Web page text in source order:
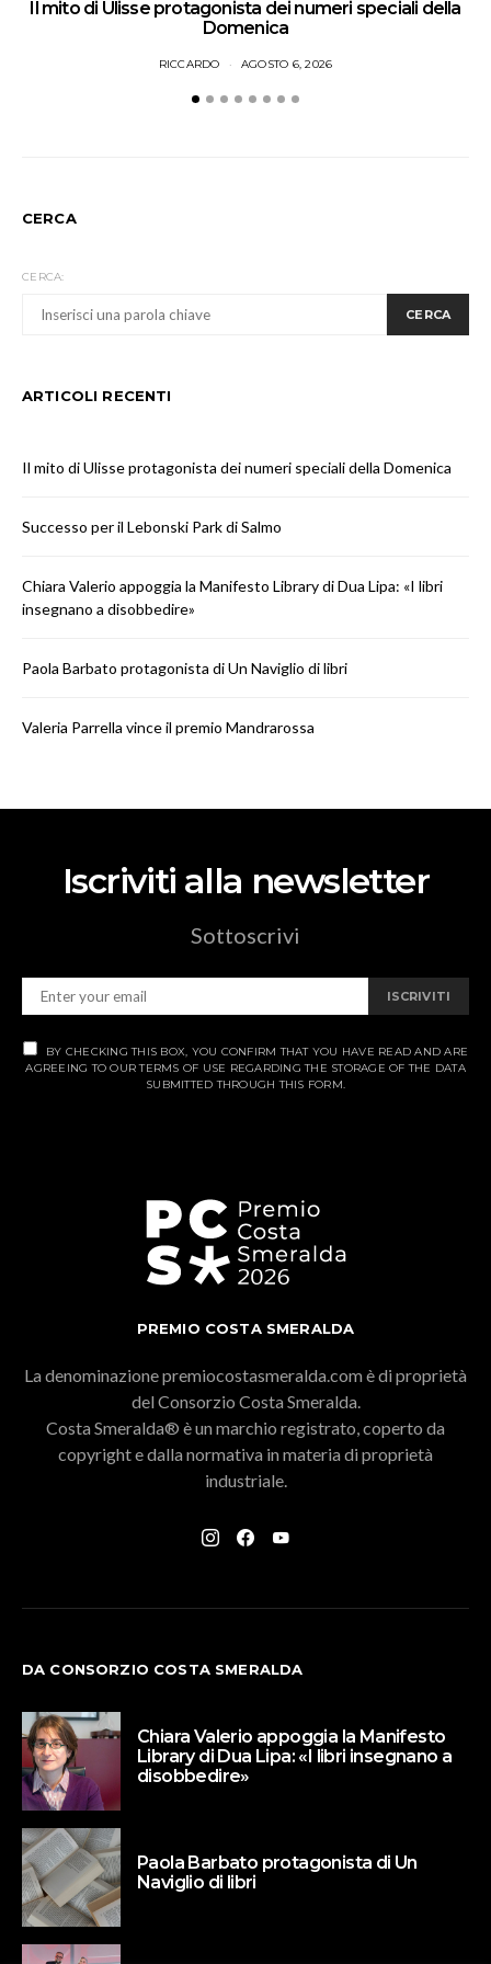
Il mito di Ulisse protagonista dei numeri speciali della
Domenica
RICCARDO AGOSTO 6, 2026
CERCA
CERCA:
CERCA
ARTICOLI RECENTI
Il mito di Ulisse protagonista dei numeri speciali della Domenica
Successo per il Lebonski Park di Salmo
Chiara Valerio appoggia la Manifesto Library di Dua Lipa: «I libri
insegnano a disobbedire»
Paola Barbato protagonista di Un Naviglio di libri
Valeria Parrella vince il premio Mandrarossa
Iscriviti alla newsletter
Sottoscrivi
ISCRIVITI
BY CHECKING THIS BOX, YOU CONFIRM THAT YOU HAVE READ AND ARE
AGREEING TO OUR TERMS OF USE REGARDING THE STORAGE OF THE DATA
SUBMITTED THROUGH THIS FORM.
PREMIO COSTA SMERALDA
La denominazione premiocostasmeralda.com è di proprietà
del Consorzio Costa Smeralda.
Costa Smeralda® è un marchio registrato, coperto da
copyright e dalla normativa in materia di proprietà
industriale.
DA CONSORZIO COSTA SMERALDA
Chiara Valerio appoggia la Manifesto
Library di Dua Lipa: «I libri insegnano a
disobbedire»
Paola Barbato protagonista di Un
Naviglio di libri